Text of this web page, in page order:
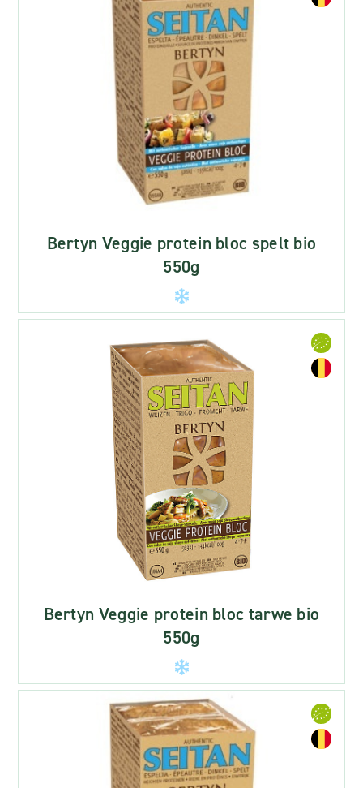
Bertyn Veggie protein bloc spelt bio
550g
Bertyn Veggie protein bloc tarwe bio
550g